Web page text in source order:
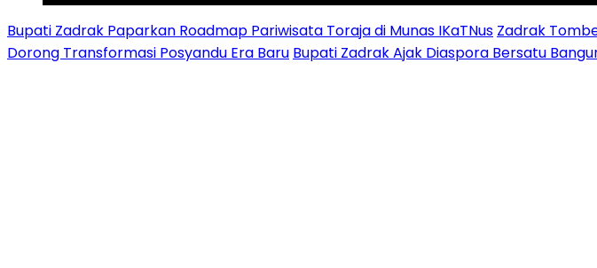
Bupati Zadrak Paparkan Roadmap Pariwisata Toraja di Munas IKaTNus Zadrak
Dorong Transformasi Posyandu Era Baru Bupati Zadrak Ajak Diaspora Bersatu